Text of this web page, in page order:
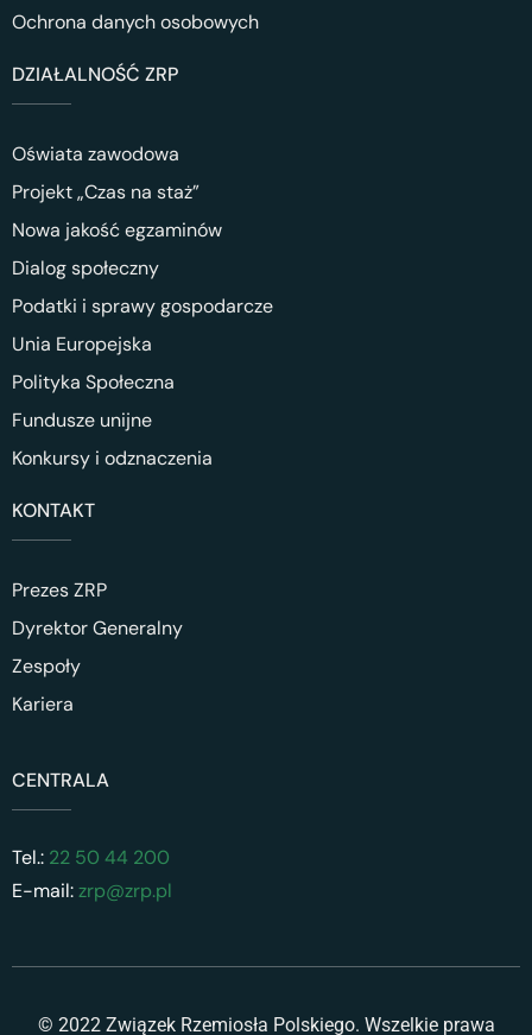
Ochrona danych osobowych
DZIAŁALNOŚĆ ZRP
Oświata zawodowa
Projekt „Czas na staż”
Nowa jakość egzaminów
Dialog społeczny
Podatki i sprawy gospodarcze
Unia Europejska
Polityka Społeczna
Fundusze unijne
Konkursy i odznaczenia
KONTAKT
Prezes ZRP
Dyrektor Generalny
Zespoły
Kariera
CENTRALA
Tel.: 22 50 44 200
E-mail:zrp@zrp.pl
© 2022 Związek Rzemiosła Polskiego. Wszelkie prawa